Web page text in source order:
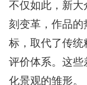
不仅如此，新大
刻变革，作品的
标，取代了传统
评价体系。这些
化景观的雏形。